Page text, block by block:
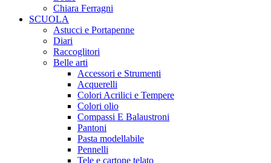
Chiara Ferragni
SCUOLA
Astucci e Portapenne
Diari
Raccoglitori
Belle arti
Accessori e Strumenti
Acquerelli
Colori Acrilici e Tempere
Colori olio
Compassi E Balaustroni
Pantoni
Pasta modellabile
Pennelli
Tele e cartone telato